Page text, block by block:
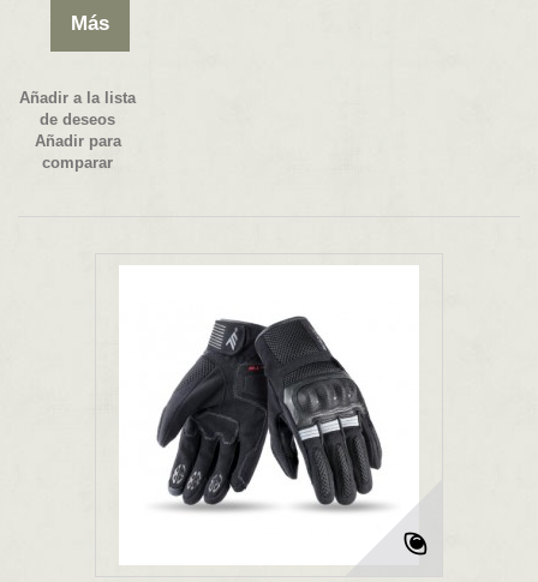
Más
Añadir a la lista
de deseos
Añadir para
comparar